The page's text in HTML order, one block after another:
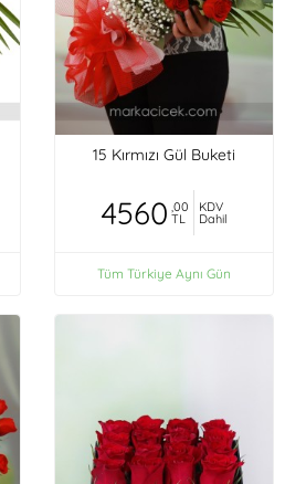
15 Kırmızı Gül Buketi
4560 ,00
TL
KDV
Dahil
Tüm Türkiye Aynı Gün